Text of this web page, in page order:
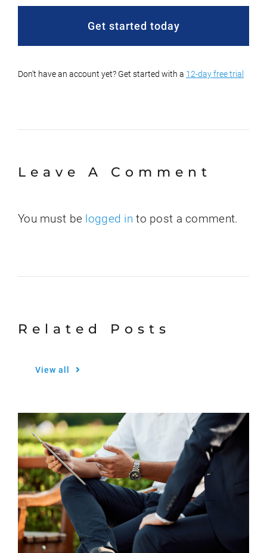
Get started today
Don’t have an account yet? Get started with a 12-day free trial
Leave A Comment
You must be logged in to post a comment.
Related Posts
View all